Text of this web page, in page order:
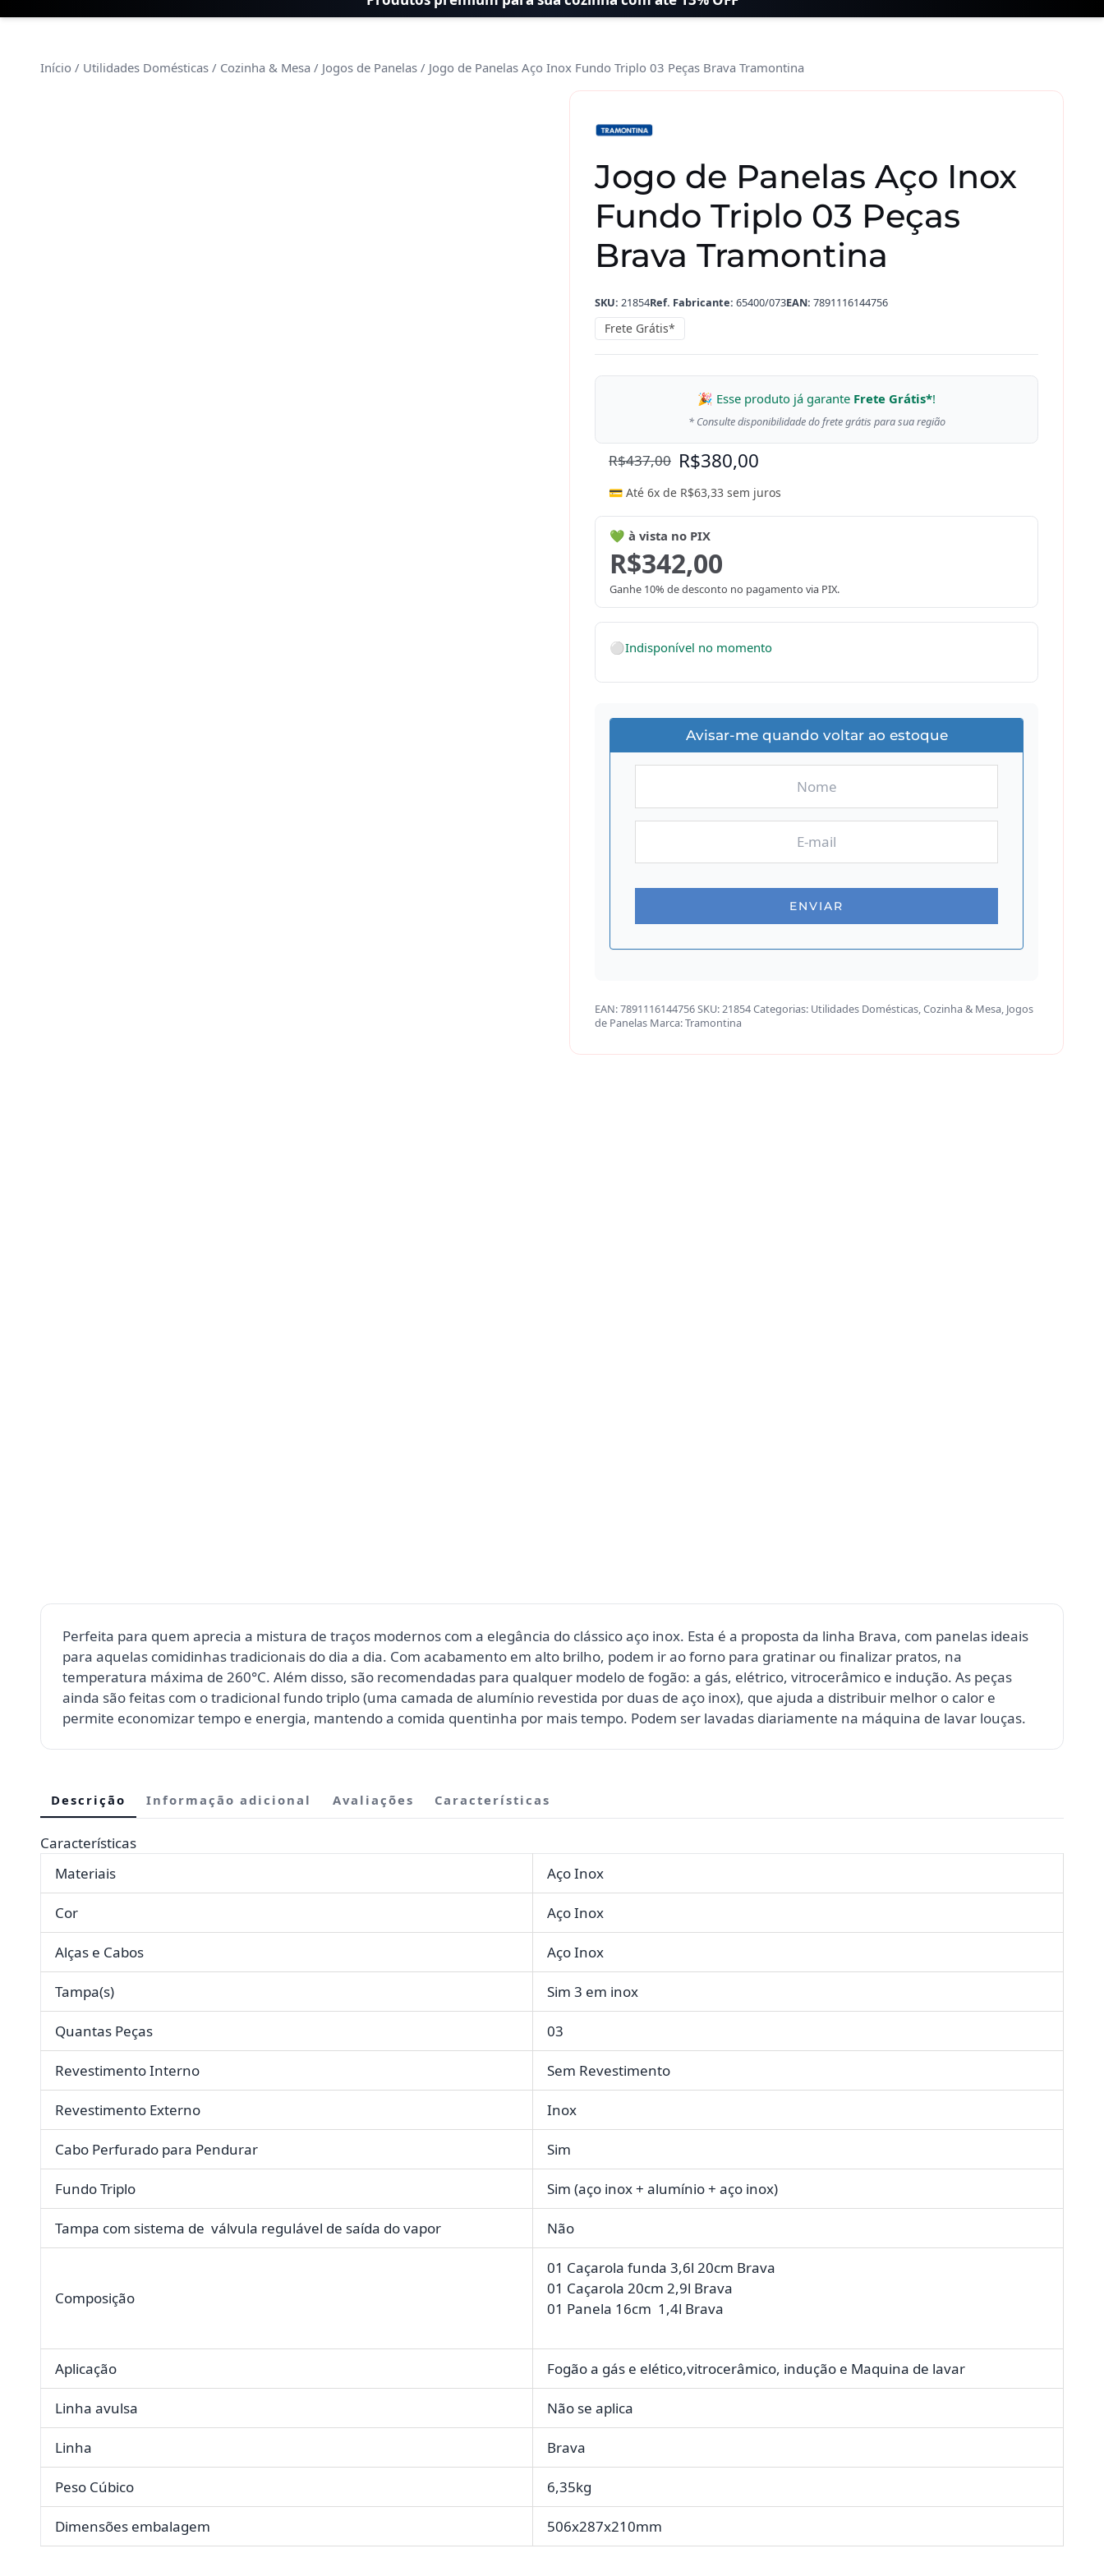
Início / Utilidades Domésticas / Cozinha & Mesa / Jogos de Panelas / Jogo de Panelas Aço Inox Fundo Triplo 03 Peças Brava Tramontina
Jogo de Panelas Aço Inox
Fundo Triplo 03 Peças
Brava Tramontina
SKU: 21854Ref. Fabricante: 65400/073EAN: 7891116144756
Frete Grátis*
🎉 Esse produto já garante Frete Grátis*!
* Consulte disponibilidade do frete grátis para sua região
R$437,00 R$380,00
💳 Até 6x de R$63,33 sem juros
💚 à vista no PIX
R$342,00
Ganhe 10% de desconto no pagamento via PIX.
⚪Indisponível no momento
Avisar-me quando voltar ao estoque
EAN:7891116144756SKU: 21854Categorias: Utilidades Domésticas Cozinha & Mesa Jogos
de Panelas Marca:Tramontina
Perfeita para quem aprecia a mistura de traços modernos com a elegância do clássico aço inox. Esta é a proposta da linha Brava, com panelas ideais
para aquelas comidinhas tradicionais do dia a dia. Com acabamento em alto brilho, podem ir ao forno para gratinar ou finalizar pratos, na
temperatura máxima de 260°C. Além disso, são recomendadas para qualquer modelo de fogão: a gás, elétrico, vitrocerâmico e indução. As peças
ainda são feitas com o tradicional fundo triplo (uma camada de alumínio revestida por duas de aço inox), que ajuda a distribuir melhor o calor e
permite economizar tempo e energia, mantendo a comida quentinha por mais tempo. Podem ser lavadas diariamente na máquina de lavar louças.
Descrição Informação adicional Avaliações Características
Características
Materiais
Aço Inox
Cor Aço Inox
Alças e Cabos Aço Inox
Tampa(s) Sim 3 em inox
Quantas Peças 03
Revestimento Interno Sem Revestimento
Revestimento Externo Inox
Cabo Perfurado para Pendurar Sim
Fundo Triplo Sim (aço inox + alumínio + aço inox)
Tampa com sistema de válvula regulável de saída do vapor Não
Composição
01 Caçarola funda 3,6l 20cm Brava
01 Caçarola 20cm 2,9l Brava
01 Panela 16cm 1,4l Brava
Aplicação Fogão a gás e elético,vitrocerâmico, indução e Maquina de lavar
Linha avulsa Não se aplica
Linha Brava
Peso Cúbico 6,35kg
Dimensões embalagem 506x287x210mm